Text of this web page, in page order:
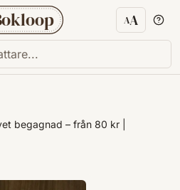
AA
begagnad – från 80 kr |